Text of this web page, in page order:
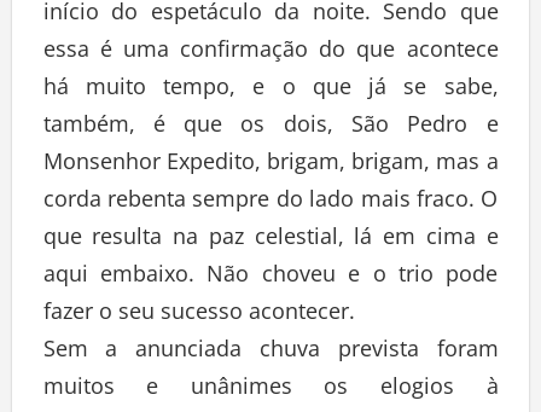
início do espetáculo da noite. Sendo que
essa é uma confirmação do que acontece
há muito tempo, e o que já se sabe,
também, é que os dois, São Pedro e
Monsenhor Expedito, brigam, brigam, mas a
corda rebenta sempre do lado mais fraco. O
que resulta na paz celestial, lá em cima e
aqui embaixo. Não choveu e o trio pode
fazer o seu sucesso acontecer.
Sem a anunciada chuva prevista foram
muitos e unânimes os elogios à